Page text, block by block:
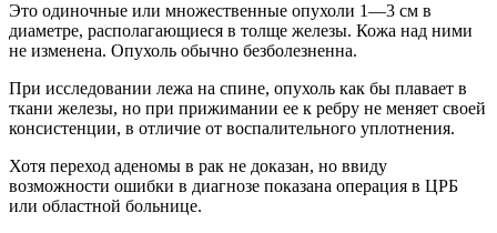
Это одиночные или множественные опухоли 1—3 см в
диаметре, располагающиеся в толще железы. Кожа над ними
не изменена. Опухоль обычно безболезненна.
При исследовании лежа на спине, опухоль как бы плавает в
ткани железы, но при прижимании ее к ребру не меняет своей
консистенции, в отличие от воспалительного уплотнения.
Хотя переход аденомы в рак не доказан, но ввиду
возможности ошибки в диагнозе показана операция в ЦРБ
или областной больнице.